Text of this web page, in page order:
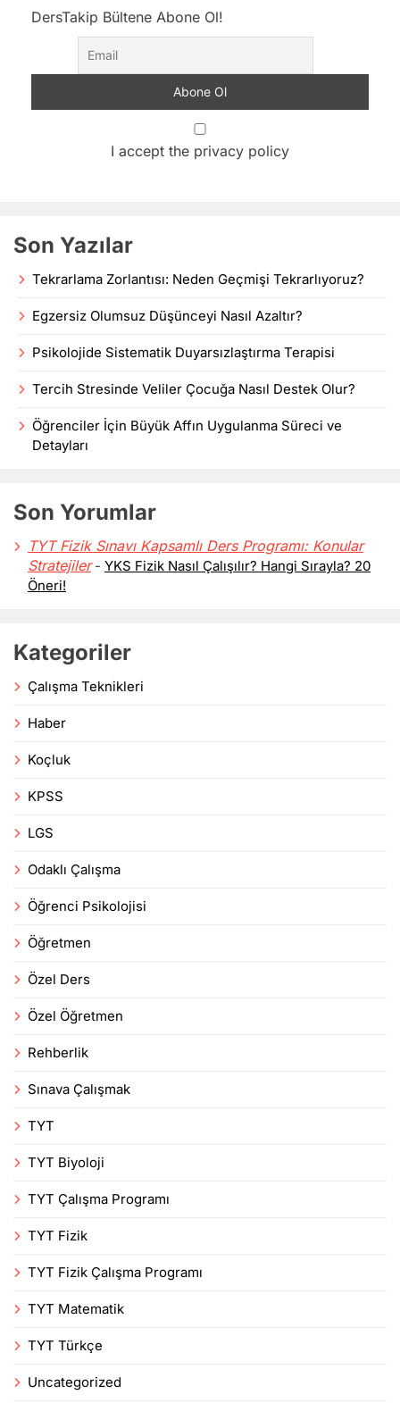
DersTakip Bültene Abone Ol!
I accept the privacy policy
Son Yazılar
Tekrarlama Zorlantısı: Neden Geçmişi Tekrarlıyoruz?
Egzersiz Olumsuz Düşünceyi Nasıl Azaltır?
Psikolojide Sistematik Duyarsızlaştırma Terapisi
Tercih Stresinde Veliler Çocuğa Nasıl Destek Olur?
Öğrenciler İçin Büyük Affın Uygulanma Süreci ve
Detayları
Son Yorumlar
TYT Fizik Sınavı Kapsamlı Ders Programı: Konular
Stratejiler- YKS Fizik Nasıl Çalışılır? Hangi Sırayla? 20
Öneri!
Kategoriler
Çalışma Teknikleri
Haber
Koçluk
KPSS
LGS
Odaklı Çalışma
Öğrenci Psikolojisi
Öğretmen
Özel Ders
Özel Öğretmen
Rehberlik
Sınava Çalışmak
TYT
TYT Biyoloji
TYT Çalışma Programı
TYT Fizik
TYT Fizik Çalışma Programı
TYT Matematik
TYT Türkçe
Uncategorized